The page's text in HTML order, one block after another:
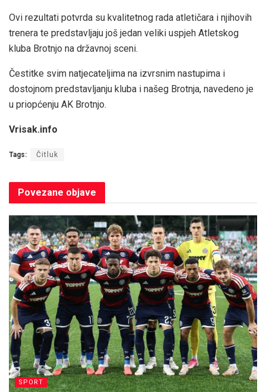
Ovi rezultati potvrda su kvalitetnog rada atletičara i njihovih
trenera te predstavljaju još jedan veliki uspjeh Atletskog
kluba Brotnjo na državnoj sceni.
Čestitke svim natjecateljima na izvrsnim nastupima i
dostojnom predstavljanju kluba i našeg Brotnja, navedeno je
u priopćenju AK Brotnjo.
Vrisak.info
Tags: Čitluk
Povezane objave
SPORT